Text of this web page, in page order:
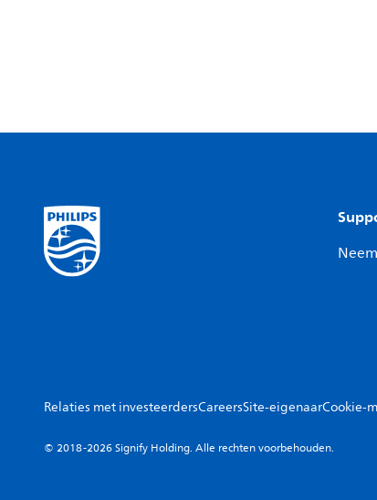
Relaties met investeerdersCareersSite-eigenaarCookie-
© 2018-2026 Signify Holding. Alle rechten voorbehouden.